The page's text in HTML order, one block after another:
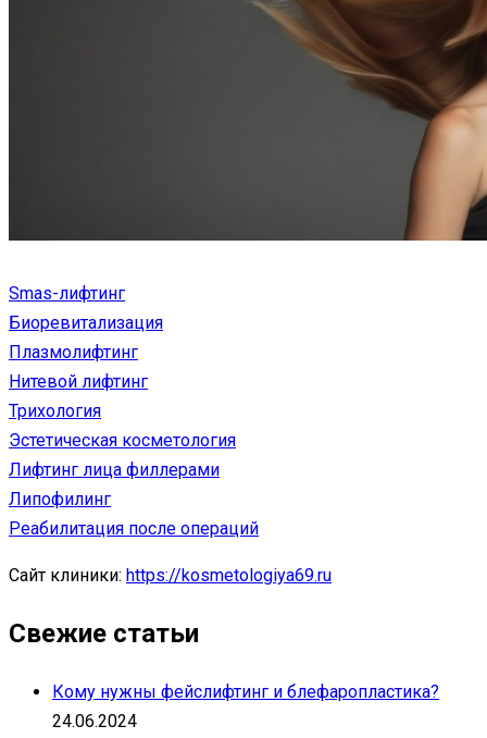
Smas-лифтинг
Биоревитализация
Плазмолифтинг
Нитевой лифтинг
Трихология
Эстетическая косметология
Лифтинг лица филлерами
Липофилинг
Реабилитация после операций
Сайт клиники: https://kosmetologiya69.ru
Свежие статьи
Кому нужны фейслифтинг и блефаропластика?
24.06.2024